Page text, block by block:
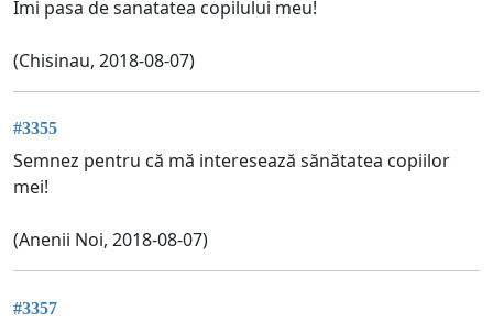
Imi pasa de sanatatea copilului meu!
(Chisinau, 2018-08-07)
#3355
Semnez pentru că mă interesează sănătatea copiilor
mei!
(Anenii Noi, 2018-08-07)
#3357